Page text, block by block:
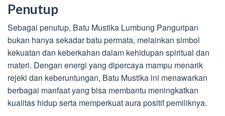
Penutup
Sebagai penutup, Batu Mustika Lumbung Panguripan
bukan hanya sekadar batu permata, melainkan simbol
kekuatan dan keberkahan dalam kehidupan spiritual dan
materi. Dengan energi yang dipercaya mampu menarik
rejeki dan keberuntungan, Batu Mustika ini menawarkan
berbagai manfaat yang bisa membantu meningkatkan
kualitas hidup serta memperkuat aura positif pemiliknya.